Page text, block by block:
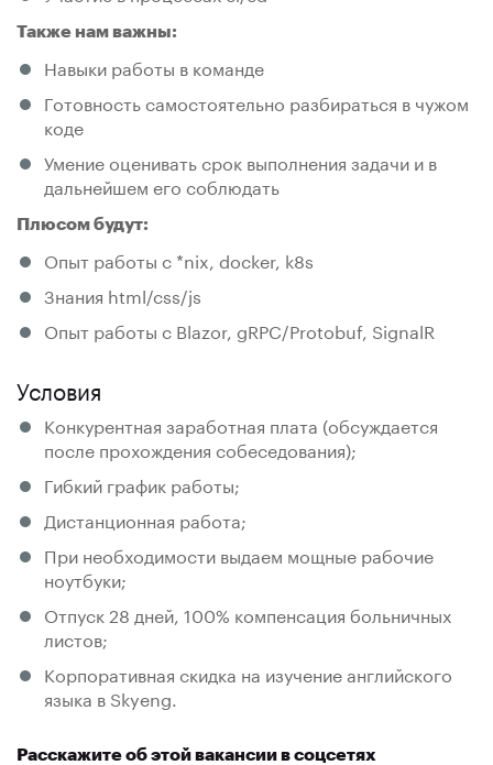
Также нам важны:
Навыки работы в команде
Готовность самостоятельно разбираться в чужом
коде
Умение оценивать срок выполнения задачи и в
дальнейшем его соблюдать
Плюсом будут:
Опыт работы с *nix, docker, k8s
Знания html/css/js
Опыт работы с Blazor, gRPC/Protobuf, SignalR
Условия
Конкурентная заработная плата (обсуждается
после прохождения собеседования);
Гибкий график работы;
Дистанционная работа;
При необходимости выдаем мощные рабочие
ноутбуки;
Отпуск 28 дней, 100% компенсация больничных
листов;
Корпоративная скидка на изучение английского
языка в Skyeng.
Расскажите об этой вакансии в соцсетях